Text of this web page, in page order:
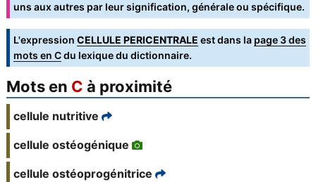
uns aux autres par leur signification, générale ou spécifique.
L'expression CELLULE PERICENTRALE est dans la page 3 des
mots en Cdu lexique du dictionnaire.
Mots en C à proximité
cellule nutritive
cellule ostéogénique
cellule ostéoprogénitrice